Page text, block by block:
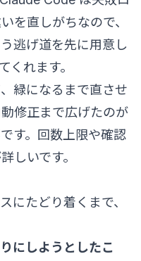
を直しがちなので、
逃げ道を先に用意し
くれます。
緑になるまで直させ
修正まで広げたのが
です。回数上限や確認
しいです。
にたどり着くまで、
にしようとしたこ